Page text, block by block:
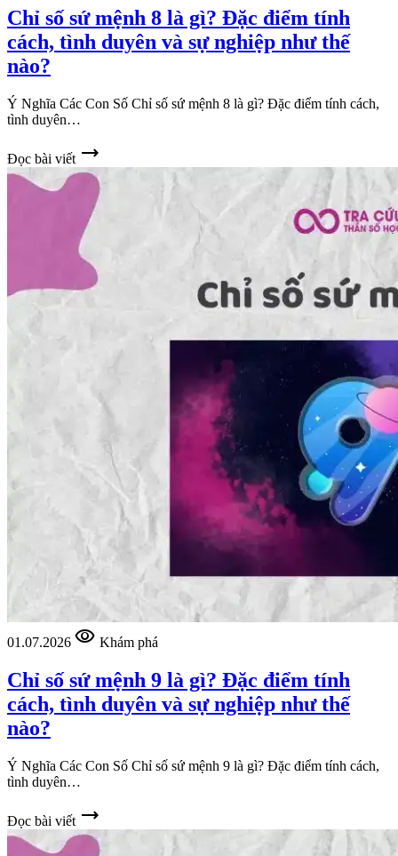
Chỉ số sứ mệnh 8 là gì? Đặc điểm tính
cách, tình duyên và sự nghiệp như thế
nào?
Ý Nghĩa Các Con Số Chỉ số sứ mệnh 8 là gì? Đặc điểm tính cách,
tình duyên…
Đọc bài viết trending_flat
01.07.2026 visibility Khám phá
Chỉ số sứ mệnh 9 là gì? Đặc điểm tính
cách, tình duyên và sự nghiệp như thế
nào?
Ý Nghĩa Các Con Số Chỉ số sứ mệnh 9 là gì? Đặc điểm tính cách,
tình duyên…
Đọc bài viết trending_flat